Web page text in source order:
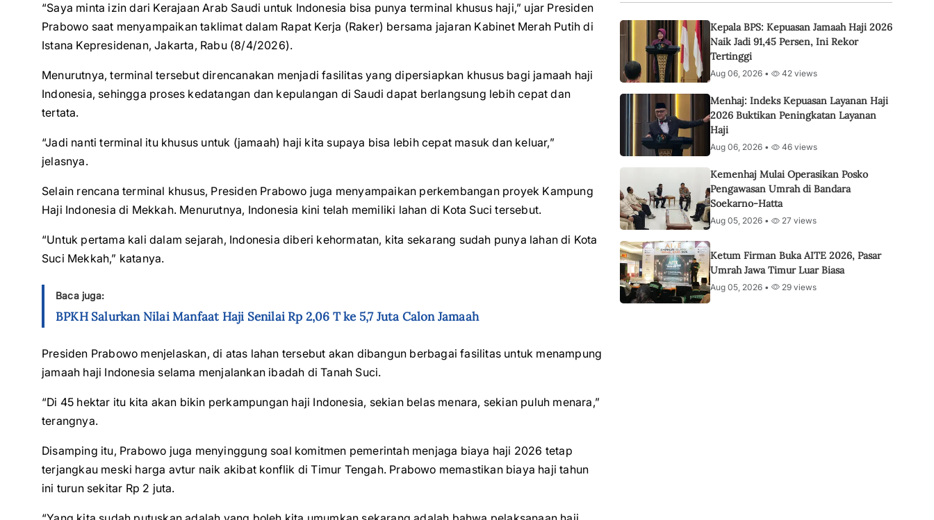
“Saya minta izin dari Kerajaan Arab Saudi untuk Indonesia bisa punya terminal khusus haji,” ujar Presiden
Prabowo saat menyampaikan taklimat dalam Rapat Kerja (Raker) bersama jajaran Kabinet Merah Putih di
Istana Kepresidenan, Jakarta, Rabu (8/4/2026).
Menurutnya, terminal tersebut direncanakan menjadi fasilitas yang dipersiapkan khusus bagi jamaah haji
Indonesia, sehingga proses kedatangan dan kepulangan di Saudi dapat berlangsung lebih cepat dan
tertata.
“Jadi nanti terminal itu khusus untuk (jamaah) haji kita supaya bisa lebih cepat masuk dan keluar,”
jelasnya.
Selain rencana terminal khusus, Presiden Prabowo juga menyampaikan perkembangan proyek Kampung
Haji Indonesia di Mekkah. Menurutnya, Indonesia kini telah memiliki lahan di Kota Suci tersebut.
“Untuk pertama kali dalam sejarah, Indonesia diberi kehormatan, kita sekarang sudah punya lahan di Kota
Suci Mekkah,” katanya.
Baca juga:
BPKH Salurkan Nilai Manfaat Haji Senilai Rp 2,06 T ke 5,7 Juta Calon Jamaah
Presiden Prabowo menjelaskan, di atas lahan tersebut akan dibangun berbagai fasilitas untuk menampung
jamaah haji Indonesia selama menjalankan ibadah di Tanah Suci.
“Di 45 hektar itu kita akan bikin perkampungan haji Indonesia, sekian belas menara, sekian puluh menara,”
terangnya.
Disamping itu, Prabowo juga menyinggung soal komitmen pemerintah menjaga biaya haji 2026 tetap
terjangkau meski harga avtur naik akibat konflik di Timur Tengah. Prabowo memastikan biaya haji tahun
ini turun sekitar Rp 2 juta.
Kepala BPS: Kepuasan Jamaah Haji 2026
Naik Jadi 91,45 Persen, Ini Rekor
Tertinggi
Aug 06, 2026 • 42 views
Menhaj: Indeks Kepuasan Layanan Haji
2026 Buktikan Peningkatan Layanan
Haji
Aug 06, 2026 • 46 views
Kemenhaj Mulai Operasikan Posko
Pengawasan Umrah di Bandara
Soekarno-Hatta
Aug 05, 2026 • 27 views
Ketum Firman Buka AITE 2026, Pasar
Umrah Jawa Timur Luar Biasa
Aug 05, 2026 • 29 views